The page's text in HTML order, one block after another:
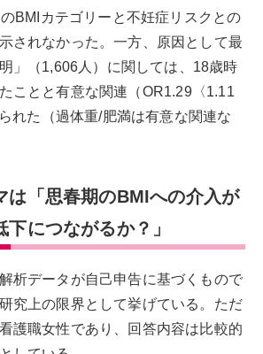
BMIカテゴリーと不妊症リスクとの
されなかった。一方、原因として最
」（1,606人）に関しては、18歳時
ことと有意な関連（OR1.29〈1.11
れた（過体重/肥満は有意な関連な
は「思春期のBMIへの介入が
につながるか？」
析データが自己申告に基づくもので
究上の限界として挙げている。ただ
護職女性であり、回答内容は比較的